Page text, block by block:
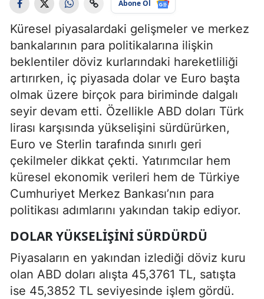
Abone Ol
Küresel piyasalardaki gelişmeler ve merkez
bankalarının para politikalarına ilişkin
beklentiler döviz kurlarındaki hareketliliği
artırırken, iç piyasada dolar ve Euro başta
olmak üzere birçok para biriminde dalgalı
seyir devam etti. Özellikle ABD doları Türk
lirası karşısında yükselişini sürdürürken,
Euro ve Sterlin tarafında sınırlı geri
çekilmeler dikkat çekti. Yatırımcılar hem
küresel ekonomik verileri hem de Türkiye
Cumhuriyet Merkez Bankası’nın para
politikası adımlarını yakından takip ediyor.
DOLAR YÜKSELIŞINI SÜRDÜRDÜ
Piyasaların en yakından izlediği döviz kuru
olan ABD doları alışta 45,3761 TL, satışta
ise 45,3852 TL seviyesinde işlem gördü.